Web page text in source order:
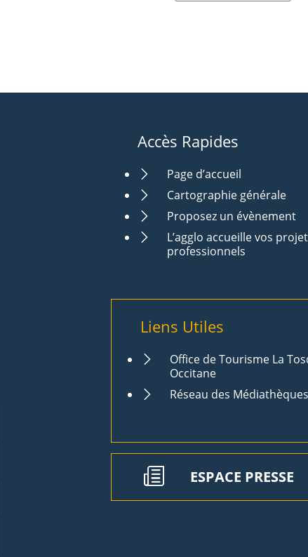
Accès Rapides
Page d’accueil
Cartographie générale
Proposez un évènement
L’agglo accueille vos
professionnels
Liens Utiles
Office de Tourisme La
Occitane
Réseau des Médiathèques
ESPACE PRESSE